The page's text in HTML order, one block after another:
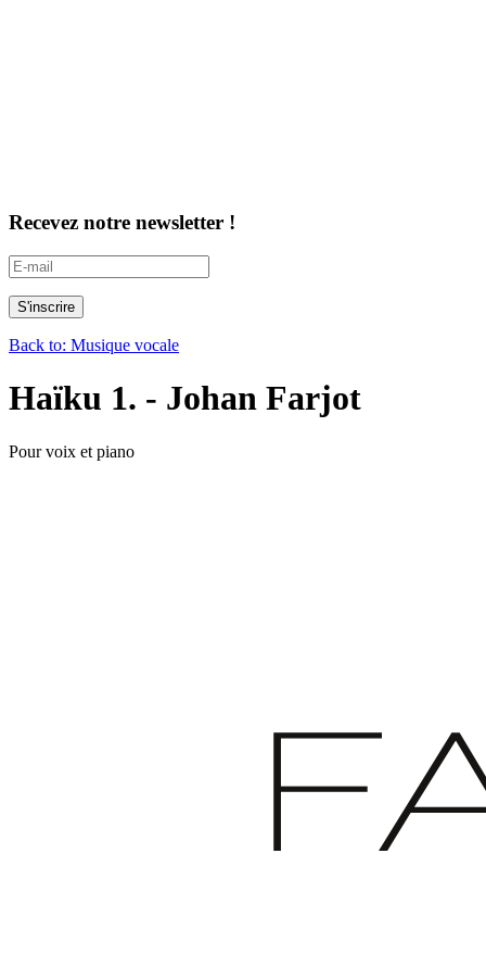
Recevez notre newsletter !
Back to: Musique vocale
Haïku 1. - Johan Farjot
Pour voix et piano